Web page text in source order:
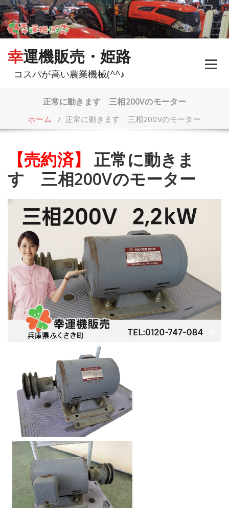
コ
ン
テ
ン
幸運機販売・姫路
コスパが高い農業機械(^^♪
正常に動きます 三相200Vのモーター
ホーム / 正常に動きます 三相200Vのモーター
【売約済】
正常に動きま
す 三相200Vのモーター